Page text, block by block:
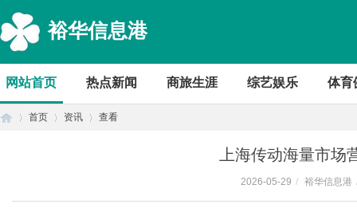
裕华信息港
网站首页 热点新闻 商旅生涯 综艺娱乐 体育
首页 资讯 查看
上海传动海量市场
2026-05-29 / 裕华信息港